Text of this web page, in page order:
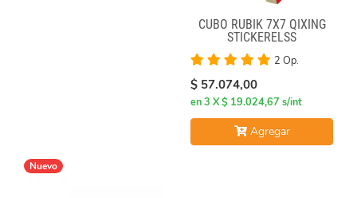
CUBO RUBIK 7X7 QIXING
STICKERELSS
2 Op.
$ 57.074,00
en 3 X $ 19.024,67 s/int
Agregar
Nuevo